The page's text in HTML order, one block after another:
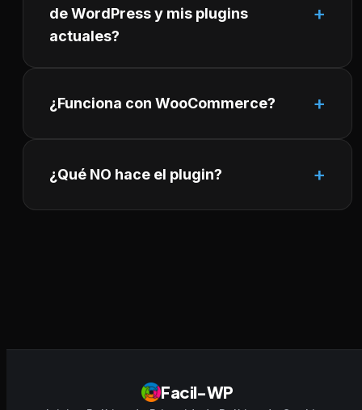
de WordPress y mis plugins
actuales?
¿Funciona con WooCommerce?
¿Qué NO hace el plugin?
Facil-WP